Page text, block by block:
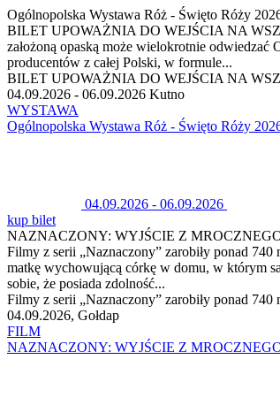
Ogólnopolska Wystawa Róż - Święto Róży
BILET UPOWAŻNIA DO WEJŚCIA NA
założoną opaską może wielokrotnie
producentów z całej Polski, w formule...
BILET UPOWAŻNIA DO WEJŚCIA NA
04.09.2026 - 06.09.2026 Kutno
WYSTAWA
Ogólnopolska Wystawa Róż - Święto Róży
04.09.2026 - 06.09.2026
kup bilet
NAZNACZONY: WYJŚCIE Z
Filmy z serii „Naznaczony” zarobiły ponad
matkę wychowującą córkę w domu, w którym
sobie, że posiada zdolność...
Filmy z serii „Naznaczony” zarobiły ponad
04.09.2026, Gołdap
FILM
NAZNACZONY: WYJŚCIE Z